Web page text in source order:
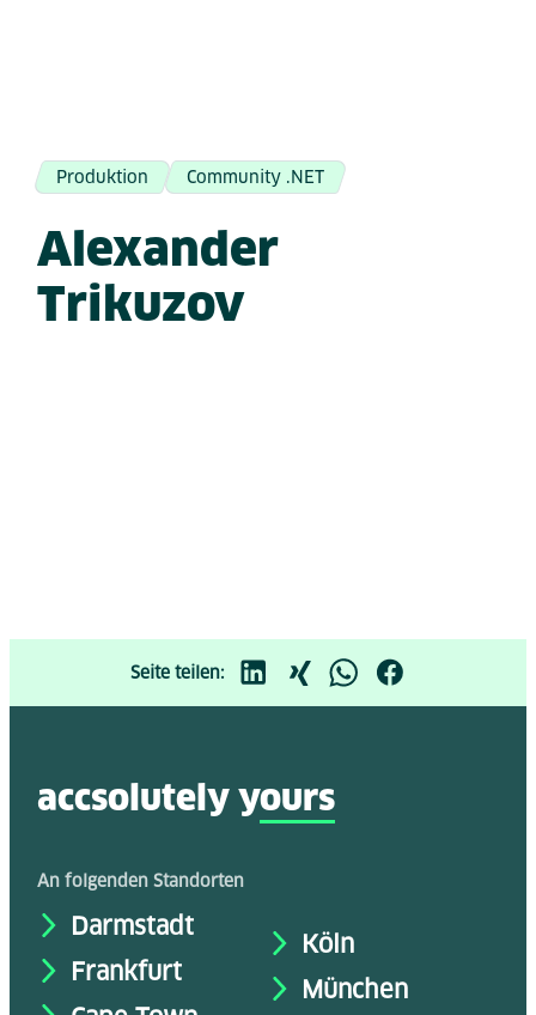
Produktion Community .NET
Alexander
Trikuzov
Seite teilen:
accsolutely yours
An folgenden Standorten
Darmstadt
Frankfurt
Köln
München